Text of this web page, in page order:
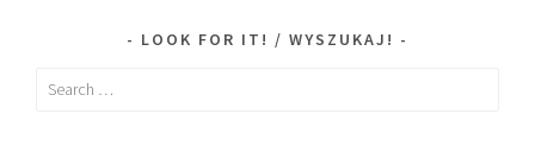
LOOK FOR IT! / WYSZUKAJ!
Search